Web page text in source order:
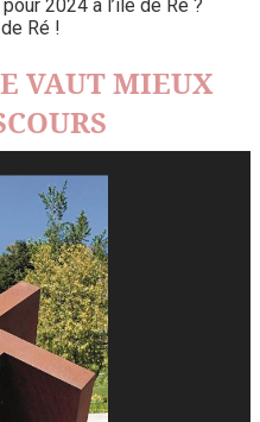
2024 à l’île de Ré ?
Ré !
VAUT MIEUX